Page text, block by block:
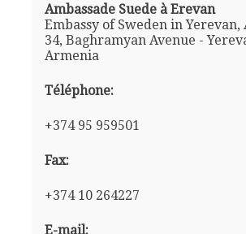
Ambassade Suede à Erevan
Embassy of Sweden in
34, Baghramyan Avenue -
Armenia
Téléphone:
+374 95 959501
Fax:
+374 10 264227
E-mail: